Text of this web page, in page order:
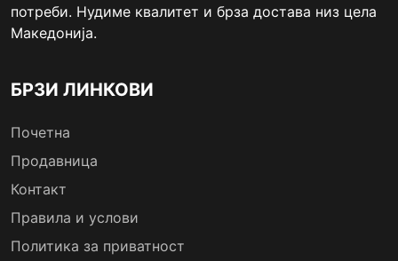
потреби. Нудиме квалитет и брза достава низ цела
Македонија.
БРЗИ ЛИНКОВИ
Почетна
Продавница
Контакт
Правила и услови
Политика за приватност